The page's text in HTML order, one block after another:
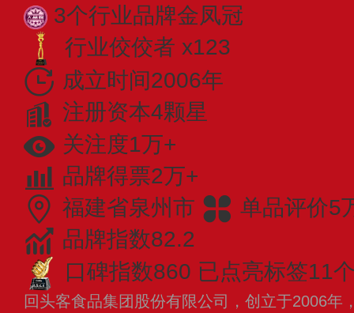
3个行业品牌金凤冠
行业佼佼者 x123
成立时间2006年
注册资本4颗星
关注度1万+
品牌得票2万+
福建省泉州市
单品评价5
品牌指数82.2
口碑指数860 已点亮标签11
回头客食品集团股份有限公司，创立于2006年